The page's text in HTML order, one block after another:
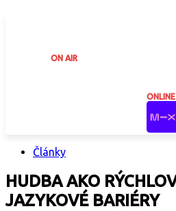
ON AIR
Články
HUDBA AKO
JAZYKOVÉ BARIÉRY